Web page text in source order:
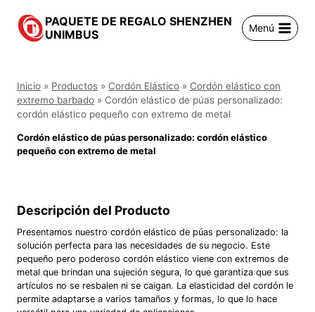
contenido
PAQUETE DE REGALO SHENZHEN
UNIMBUS
Menú
Inicio » Productos » Cordón Elástico » Cordón elástico con
extremo barbado » Cordón elástico de púas personalizado:
cordón elástico pequeño con extremo de metal
Cordón elástico de púas personalizado: cordón elástico
pequeño con extremo de metal
Descripción del Producto
Presentamos nuestro cordón elástico de púas personalizado: la
solución perfecta para las necesidades de su negocio. Este
pequeño pero poderoso cordón elástico viene con extremos de
metal que brindan una sujeción segura, lo que garantiza que sus
artículos no se resbalen ni se caigan. La elasticidad del cordón le
permite adaptarse a varios tamaños y formas, lo que lo hace